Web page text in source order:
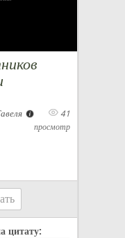
41
просмотр
цитату: